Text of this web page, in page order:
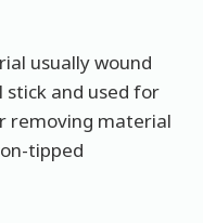
usually wound
stick and used for
removing material
tipped